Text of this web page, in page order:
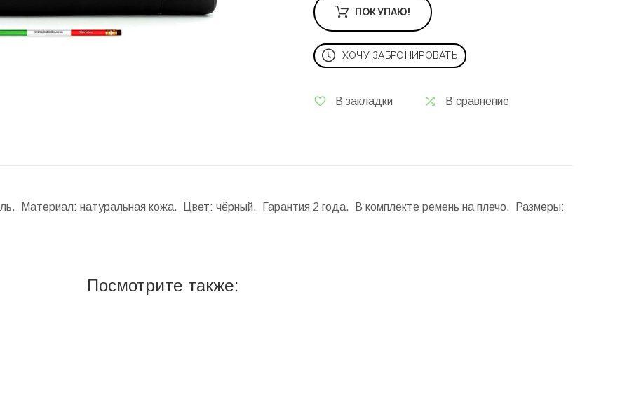
ПОКУПАЮ!
ХОЧУ ЗАБРОНИРОВАТЬ
В закладки В сравнение
Материал: натуральная кожа. Цвет: чёрный. Гарантия 2 года. В комплекте ремень на плечо.
Размеры:
Посмотрите также: